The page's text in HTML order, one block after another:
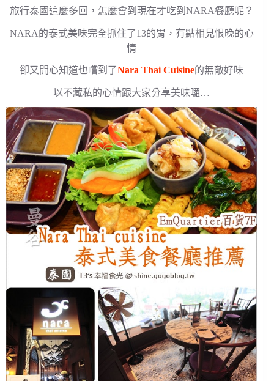
旅行泰國這麼多回，怎麼會到現在才吃到NARA餐廳呢？
NARA的泰式美味完全抓住了13的胃，有點相見恨晚的心
情
卻又開心知道也嚐到了Nara Thai Cuisine的無敵好味
以不藏私的心情跟大家分享美味囉…